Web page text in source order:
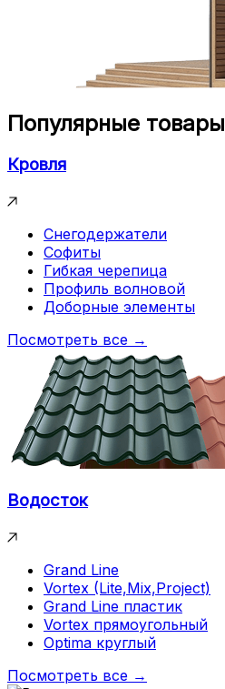
Популярные товары
Кровля
Снегодержатели
Софиты
Гибкая черепица
Профиль волновой
Доборные элементы
Посмотреть все →
Водосток
Grand Line
Vortex (Lite,Mix,Project)
Grand Line пластик
Vortex прямоугольный
Optima круглый
Посмотреть все →